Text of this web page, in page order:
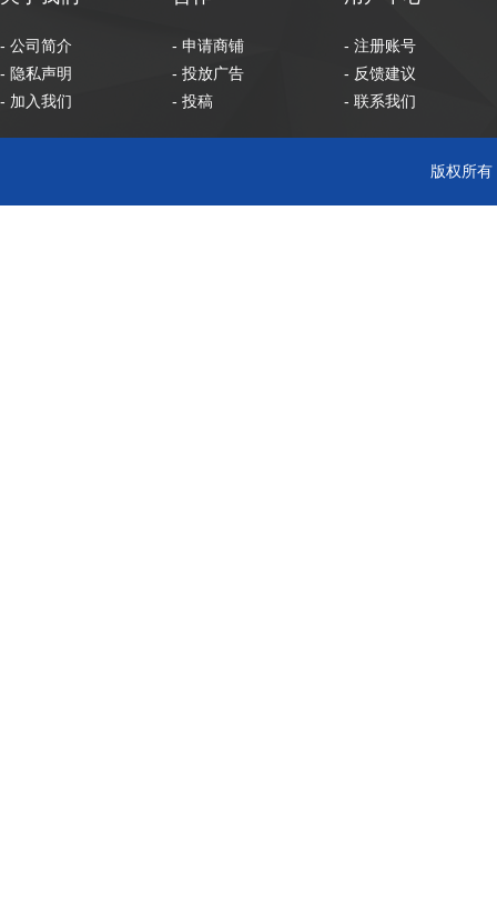
- 公司简介
- 隐私声明
- 加入我们
- 申请商铺
- 投放广告
- 投稿
- 注册账号
- 反馈建议
- 联系我们
版权所